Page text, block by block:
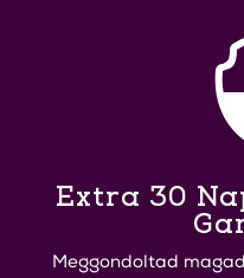
Extra 30
Meggondoltad